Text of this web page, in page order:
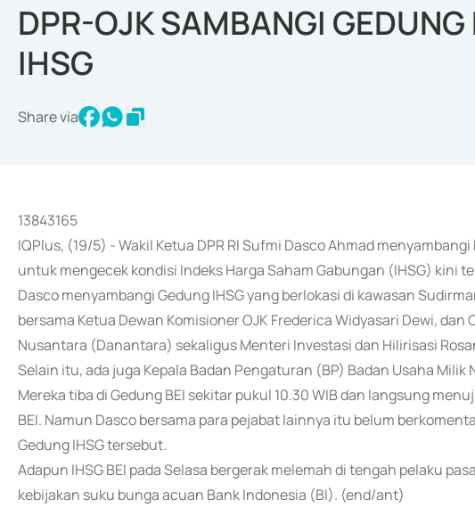
DPR-OJK SAMBANGI GEDUNG
IHSG
Share via
13843165
IQPlus, (19/5) - Wakil Ketua DPR RI Sufmi Dasco Ahmad
untuk mengecek kondisi Indeks Harga Saham Gabungan (IHSG) kini
Dasco menyambangi Gedung IHSG yang berlokasi di kawasan
bersama Ketua Dewan Komisioner OJK Frederica Widyasari Dewi, dan
Nusantara (Danantara) sekaligus Menteri Investasi dan Hilirisasi
Selain itu, ada juga Kepala Badan Pengaturan (BP) Badan Usaha Milik
Mereka tiba di Gedung BEI sekitar pukul 10.30 WIB dan langsung
BEI. Namun Dasco bersama para pejabat lainnya itu belum
Gedung IHSG tersebut.
Adapun IHSG BEI pada Selasa bergerak melemah di tengah pelaku
kebijakan suku bunga acuan Bank Indonesia (BI). (end/ant)